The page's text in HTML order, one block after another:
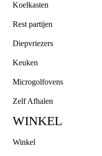
Koelkasten
Rest partijen
Diepvriezers
Keuken
Microgolfovens
Zelf Afhalen
WINKEL
Winkel